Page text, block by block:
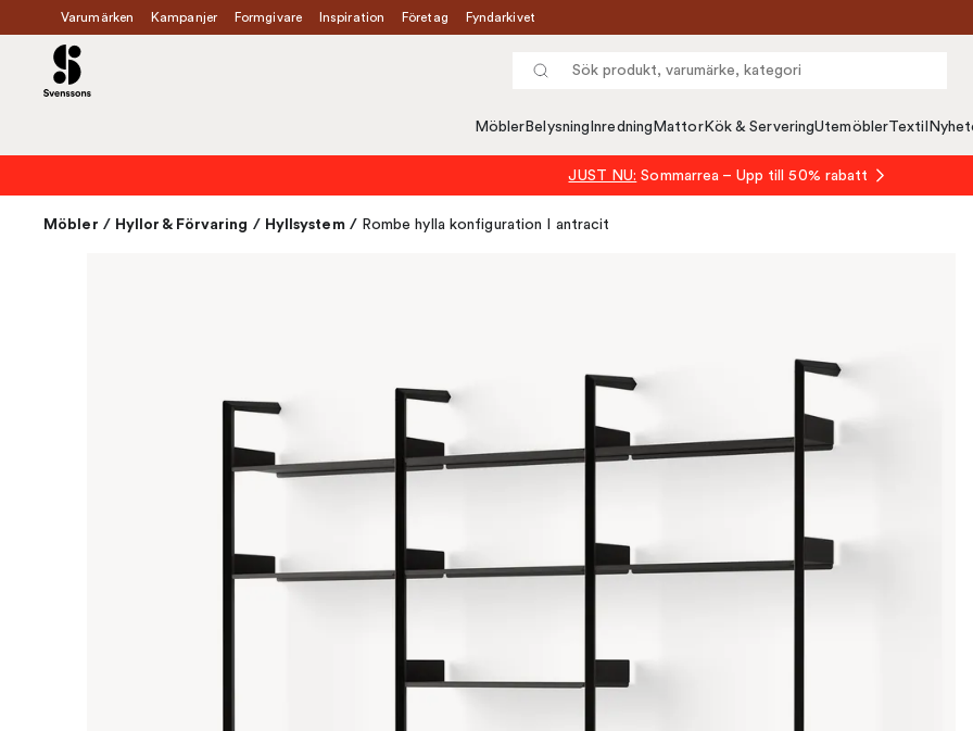
Varumärken Kampanjer Formgivare Inspiration Företag Fyndarkivet
Möbler Belysning Inredning MattorKök & ServeringUtemöblerTextil
JUST NU: Sommarrea – Upp till 50% rabatt
Möbler / Hyllor & Förvaring / Hyllsystem / Rombe hylla konfiguration I antracit